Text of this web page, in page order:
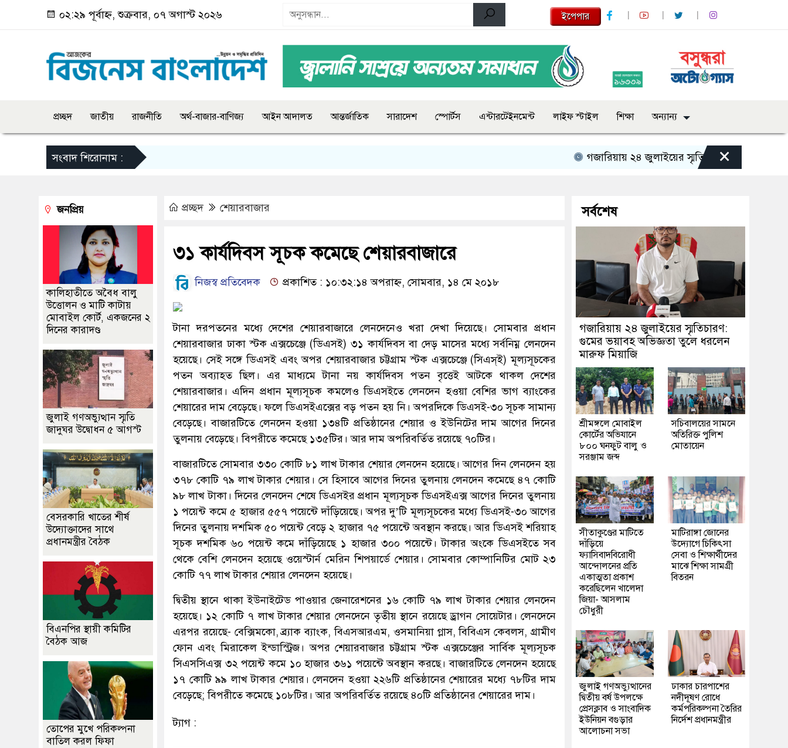
০২:২৯ পূর্বাহ্ন, শুক্রবার, ০৭ অগাস্ট ২০২৬ ইপেপার
প্রচ্ছদ জাতীয় রাজনীতি অর্থ-বাজার-বাণিজ্য আইন আদালত আন্তর্জাতিক সারাদেশ স্পোর্টস এন্টারটেইনমেন্ট লাইফ স্টাইল শিক্ষা অন্যান্য
সংবাদ শিরোনাম : গজারিয়ায় ২৪ জুলাইয়ের স্মৃতিচারণ: গুমের ভয়াবহ
×
প্রচ্ছদ শেয়ারবাজার
৩১ কার্যদিবস সূচক কমেছে শেয়ারবাজারে
নিজস্ব প্রতিবেদক প্রকাশিত : ১০:৩২:১৪ অপরাহ্ন, সোমবার, ১৪ মে ২০১৮
টানা দরপতনের মধ্যে দেশের শেয়ারবাজারে লেনদেনেও খরা দেখা দিয়েছে। সোমবার প্রধান
শেয়ারবাজার ঢাকা স্টক এক্সচেঞ্জে (ডিএসই) ৩১ কার্যদিবস বা দেড় মাসের মধ্যে সর্বনিম্ন লেনদেন
হয়েছে। সেই সঙ্গে ডিএসই এবং অপর শেয়ারবাজার চট্টগ্রাম স্টক এক্সচেঞ্জে (সিএস্ই) মূল্যসূচকের
পতন অব্যাহত ছিল। এর মাধ্যমে টানা নয় কার্যদিবস পতন বৃত্তেই আটকে থাকল দেশের
শেয়ারবাজার। এদিন প্রধান মূল্যসূচক কমলেও ডিএসইতে লেনদেন হওয়া বেশির ভাগ ব্যাংকের
শেয়ারের দাম বেড়েছে। ফলে ডিএসইএক্সের বড় পতন হয় নি। অপরদিকে ডিএসই-৩০ সূচক সামান্য
বেড়েছে। বাজারটিতে লেনদেন হওয়া ১৩৪টি প্রতিষ্ঠানের শেয়ার ও ইউনিটের দাম আগের দিনের
তুলনায় বেড়েছে। বিপরীতে কমেছে ১৩৫টির। আর দাম অপরিবর্তিত রয়েছে ৭০টির।
বাজারটিতে সোমবার ৩৩০ কোটি ৮১ লাখ টাকার শেয়ার লেনদেন হয়েছে। আগের দিন লেনদেন হয়
৩৭৮ কোটি ৭৯ লাখ টাকার শেয়ার। সে হিসাবে আগের দিনের তুলনায় লেনদেন কমেছে ৪৭ কোটি
৯৮ লাখ টাকা। দিনের লেনদেন শেষে ডিএসইর প্রধান মূল্যসূচক ডিএসইএক্স আগের দিনের তুলনায়
১ পয়েন্ট কমে ৫ হাজার ৫৫৭ পয়েন্টে দাঁড়িয়েছে। অপর দু’টি মূল্যসূচকের মধ্যে ডিএসই-৩০ আগের
দিনের তুলনায় দশমিক ৫০ পয়েন্ট বেড়ে ২ হাজার ৭৫ পয়েন্টে অবস্থান করছে। আর ডিএসই শরিয়াহ
সূচক দশমিক ৬০ পয়েন্ট কমে দাঁড়িয়েছে ১ হাজার ৩০০ পয়েন্টে। টাকার অংকে ডিএসইতে সব
থেকে বেশি লেনদেন হয়েছে ওয়েস্টার্ন মেরিন শিপয়ার্ডে শেয়ার। সোমবার কোম্পানিটির মোট ২৩
কোটি ৭৭ লাখ টাকার শেয়ার লেনদেন হয়েছে।
দ্বিতীয় স্থানে থাকা ইউনাইটেড পাওয়ার জেনারেশনের ১৬ কোটি ৭৯ লাখ টাকার শেয়ার লেনদেন
হয়েছে। ১২ কোটি ৭ লাখ টাকার শেয়ার লেনদেনে তৃতীয় স্থানে রয়েছে ড্রাগন সোয়েটার। লেনদেনে
এরপর রয়েছে- বেক্সিমকো, ব্র্যাক ব্যাংক, বিএসআরএম, ওসমানিয়া গ্লাস, বিবিএস কেবলস, গ্রামীণ
ফোন এবং মিরাকেল ইন্ডাস্ট্রিজ। অপর শেয়ারবাজার চট্টগ্রাম স্টক এক্সচেঞ্জের সার্বিক মূল্যসূচক
সিএসসিএক্স ৩২ পয়েন্ট কমে ১০ হাজার ৩৬১ পয়েন্টে অবস্থান করছে। বাজারটিতে লেনদেন হয়েছে
১৭ কোটি ৯৯ লাখ টাকার শেয়ার। লেনদেন হওয়া ২২৬টি প্রতিষ্ঠানের শেয়ারের মধ্যে ৭৮টির দাম
বেড়েছে; বিপরীতে কমেছে ১০৮টির। আর অপরিবর্তিত রয়েছে ৪০টি প্রতিষ্ঠানের শেয়ারের দাম।
ট্যাগ :
জনপ্রিয়
কালিহাতীতে অবৈধ বালু
উত্তোলন ও মাটি কাটায়
মোবাইল কোর্ট, একজনের ২
দিনের কারাদণ্ড
জুলাই গণঅভ্যুত্থান স্মৃতি
জাদুঘর উদ্বোধন ৫ আগস্ট
বেসরকারি খাতের শীর্ষ
উদ্যোক্তাদের সাথে
প্রধানমন্ত্রীর বৈঠক
বিএনপির স্থায়ী কমিটির
বৈঠক আজ
তোপের মুখে পরিকল্পনা
বাতিল করল ফিফা
সর্বশেষ
গজারিয়ায় ২৪ জুলাইয়ের স্মৃতিচারণ:
গুমের ভয়াবহ অভিজ্ঞতা তুলে ধরলেন
মারুফ মিয়াজি
শ্রীমঙ্গলে মোবাইল
কোর্টের অভিযানে
৮০০ ঘনফুট বালু ও
সরঞ্জাম জব্দ
সচিবালয়ের সামনে
অতিরিক্ত পুলিশ
মোতায়েন
সীতাকুণ্ডের মাটিতে
দাঁড়িয়ে
ফ্যাসিবাদবিরোধী
আন্দোলনের প্রতি
একাত্মতা প্রকাশ
করেছিলেন খালেদা
জিয়া- আসলাম
চৌধুরী
মাটিরাঙ্গা জোনের
উদ্যোগে চিকিৎসা
সেবা ও শিক্ষার্থীদের
মাঝে শিক্ষা সামগ্রী
বিতরন
জুলাই গণঅভ্যুত্থানের
দ্বিতীয় বর্ষ উপলক্ষে
প্রেসক্লাব ও সাংবাদিক
ইউনিয়ন বগুড়ার
আলোচনা সভা
ঢাকার চারপাশের
নদীদূষণ রোধে
কর্মপরিকল্পনা তৈরির
নির্দেশ প্রধানমন্ত্রীর